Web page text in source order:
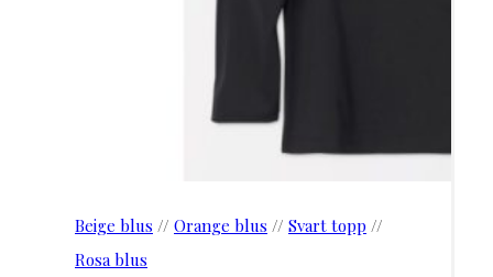
Beige blus // Orange blus // Svart topp //
Rosa blus